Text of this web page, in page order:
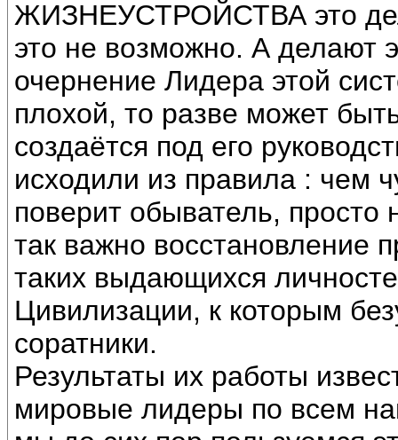
ЖИЗНЕУСТРОЙСТВА это
это не возможно. А делают
очернение Лидера этой
плохой, то разве может
создаётся под его
исходили из правила : чем
поверит обыватель,
так важно восстановление
таких выдающихся
Цивилизации, к которым
соратники.
Результаты их работы
мировые лидеры по всем